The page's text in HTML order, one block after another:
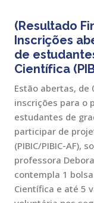
(Resultado
Inscrições
de
Científica
Estão abertas, de
inscrições para o
estudantes de
participar de
(PIBIC/PIBIC-AF),
professora
contempla 1
Científica e até 5